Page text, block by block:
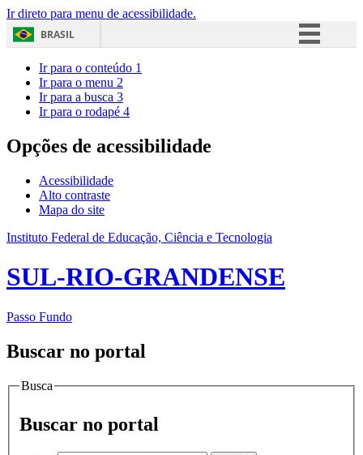
Ir direto para menu de acessibilidade.
BRASIL
Acesso à informação
Ir para o conteúdo 1
Ir para o menu 2
Ir para a busca 3
Ir para o rodapé 4
Opções de acessibilidade
Acessibilidade
Alto contraste
Mapa do site
Instituto Federal de Educação, Ciência e Tecnologia
SUL-RIO-GRANDENSE
Passo Fundo
Buscar no portal
Busca
Buscar no portal